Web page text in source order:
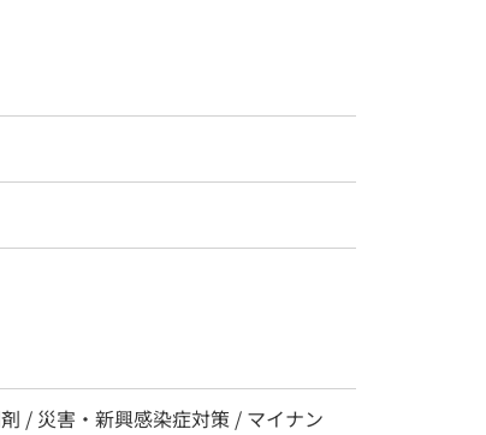
/ 災害・新興感染症対策 / マイナン